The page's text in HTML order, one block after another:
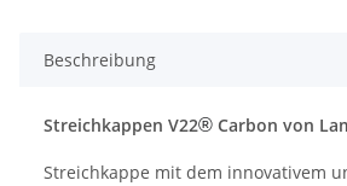
Beschreibung
Streichkappen V22® Carbon von
Streichkappe mit dem innovativem